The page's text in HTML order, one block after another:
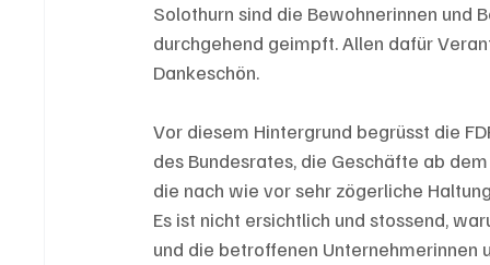
Solothurn sind die Bewohnerinnen und
durchgehend geimpft. Allen dafür
Dankeschön.
Vor diesem Hintergrund begrüsst die
des Bundesrates, die Geschäfte ab
die nach wie vor sehr zögerliche
Es ist nicht ersichtlich und stossend,
und die betroffenen